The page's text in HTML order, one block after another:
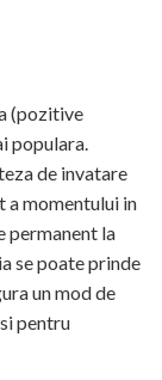
(pozitive
populara.
de invatare
a momentului in
permanent la
se poate prinde
un mod de
pentru